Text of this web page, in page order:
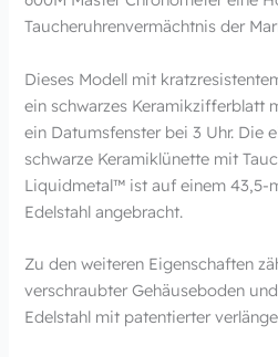
Taucheruhrenvermächtnis der
Dieses Modell mit
ein schwarzes Keramikzifferblatt
ein Datumsfenster bei 3 Uhr. Die
schwarze Keramiklünette mit
Liquidmetal™ ist auf einem 43,5-
Edelstahl angebracht.
Zu den weiteren Eigenschaften
verschraubter Gehäuseboden
Edelstahl mit patentierter